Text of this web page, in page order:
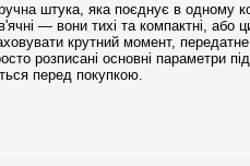
штука, яка поєднує в одному
— вони тихі та компактні, або
крутний момент,
розписані основні параметри
перед покупкою.